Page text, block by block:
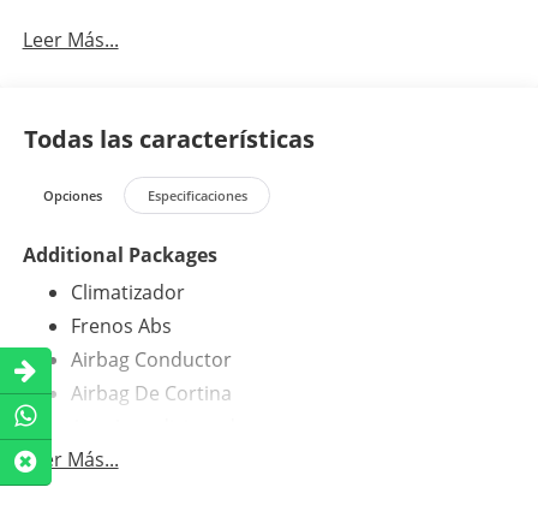
Leer Más...
Todas las características
Opciones Especificaciones
Additional Packages
Climatizador
Frenos Abs
Airbag Conductor
Airbag De Cortina
Am/Fm
Leer Más...